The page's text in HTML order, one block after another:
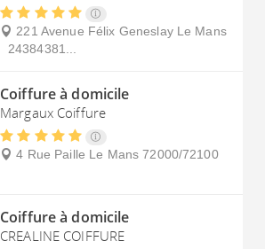
221 Avenue Félix Geneslay Le Mans
24384381...
Coiffure à domicile
Margaux Coiffure
4 Rue Paille Le Mans 72000/72100
Coiffure à domicile
CREALINE COIFFURE